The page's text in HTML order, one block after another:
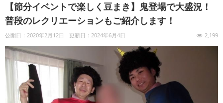
P
O
I
N
（
ャ
ー
ム
ポ
【節分イベントで楽しく豆まき】鬼登場で大盛況！
普段のレクリエーションもご紹介します！
公開日：2020年2月12日 更新日：2024年6月4日 2,199